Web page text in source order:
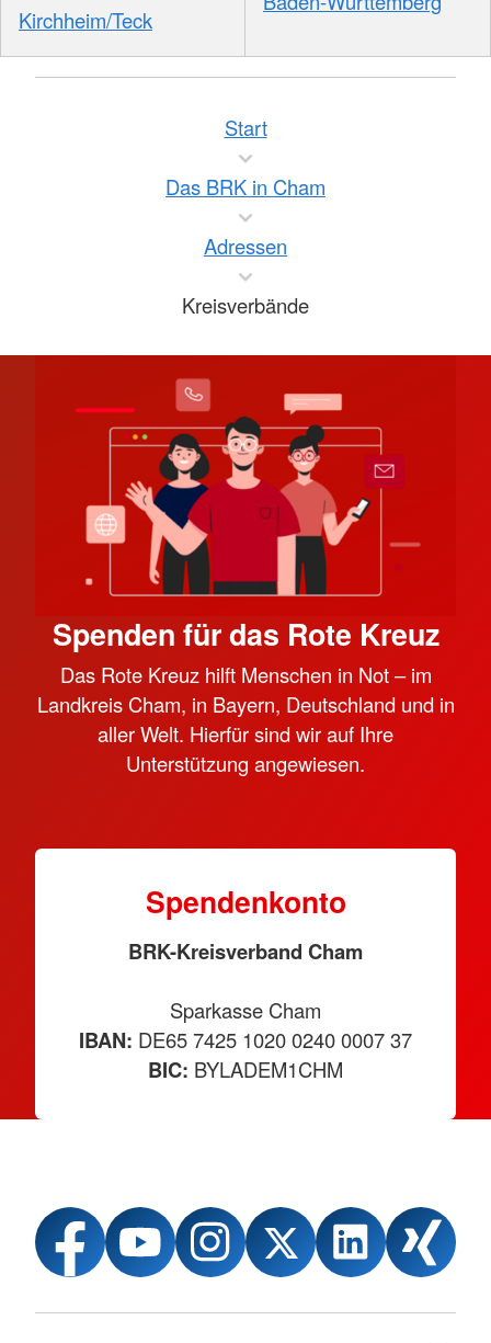
Kirchheim/Teck
Start
Das BRK in Cham
Adressen
Kreisverbände
Spenden für das Rote Kreuz
Das Rote Kreuz hilft Menschen in Not – im
Landkreis Cham, in Bayern, Deutschland und in
aller Welt. Hierfür sind wir auf Ihre
Unterstützung angewiesen.
Spendenkonto
BRK-Kreisverband Cham
Sparkasse Cham
IBAN: DE65 7425 1020 0240 0007 37
BIC: BYLADEM1CHM